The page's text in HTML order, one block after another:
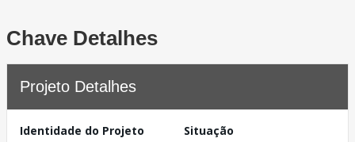
Chave Detalhes
Projeto Detalhes
Identidade do Projeto
Situação